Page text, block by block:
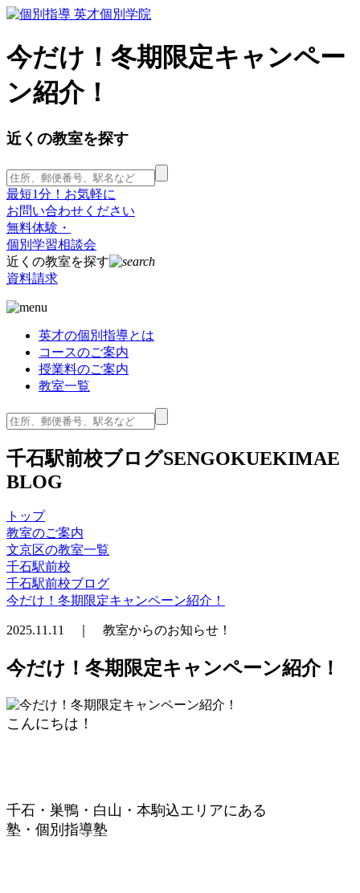
今だけ！冬期限定キャンペー
ン紹介！
近くの教室を探す
最短1分！お気軽に
お問い合わせください
無料体験・
個別学習相談会
近くの教室を探す
資料請求
英才の個別指導とは
コースのご案内
授業料のご案内
教室一覧
千石駅前校ブログSENGOKUEKIMAE
BLOG
トップ
教室のご案内
文京区の教室一覧
千石駅前校
千石駅前校ブログ
今だけ！冬期限定キャンペーン紹介！
2025.11.11 ｜ 教室からのお知らせ！
今だけ！冬期限定キャンペーン紹介！
こんにちは！
千石・巣鴨・白山・本駒込エリアにある
塾・個別指導塾